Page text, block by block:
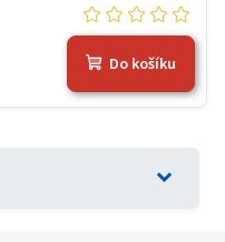
Do košíku
expand_more